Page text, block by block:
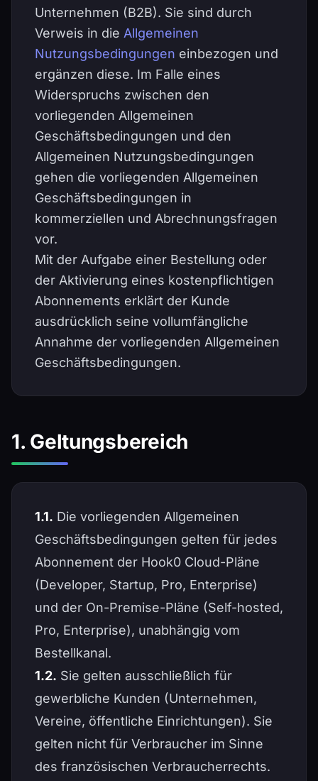
Unternehmen (B2B). Sie sind durch
Verweis in die Allgemeinen
Nutzungsbedingungen einbezogen und
ergänzen diese. Im Falle eines
Widerspruchs zwischen den
vorliegenden Allgemeinen
Geschäftsbedingungen und den
Allgemeinen Nutzungsbedingungen
gehen die vorliegenden Allgemeinen
Geschäftsbedingungen in
kommerziellen und Abrechnungsfragen
vor.
Mit der Aufgabe einer Bestellung oder
der Aktivierung eines kostenpflichtigen
Abonnements erklärt der Kunde
ausdrücklich seine vollumfängliche
Annahme der vorliegenden Allgemeinen
Geschäftsbedingungen.
1. Geltungsbereich
1.1. Die vorliegenden Allgemeinen
Geschäftsbedingungen gelten für jedes
Abonnement der Hook0 Cloud-Pläne
(Developer, Startup, Pro, Enterprise)
und der On-Premise-Pläne (Self-hosted,
Pro, Enterprise), unabhängig vom
Bestellkanal.
1.2. Sie gelten ausschließlich für
gewerbliche Kunden (Unternehmen,
Vereine, öffentliche Einrichtungen). Sie
gelten nicht für Verbraucher im Sinne
des französischen Verbraucherrechts.